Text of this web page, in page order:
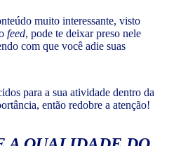
muito interessante, visto
feed, pode te deixar preso nele
com que você adie suas
para a sua atividade dentro da
então redobre a atenção!